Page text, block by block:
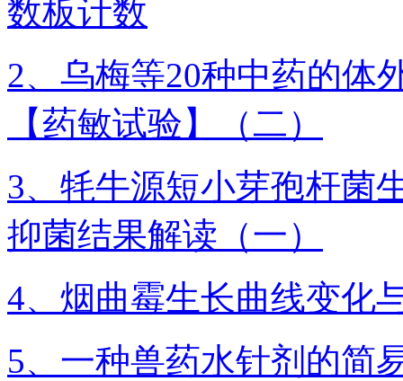
数板计数
2、乌梅等20种中药的体
【​药敏试验】（二）
3、牦牛源短小芽孢杆菌
抑菌结果解读（一）
4、烟曲霉生长曲线变化
5、一种兽药水针剂的简